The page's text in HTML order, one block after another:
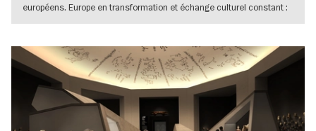
européens. Europe en transformation et échange culturel constant :